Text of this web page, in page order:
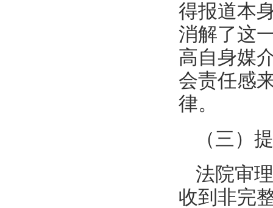
得报道本
消解了这
高自身媒
会责任感
律。
（三）
法院审
收到非完